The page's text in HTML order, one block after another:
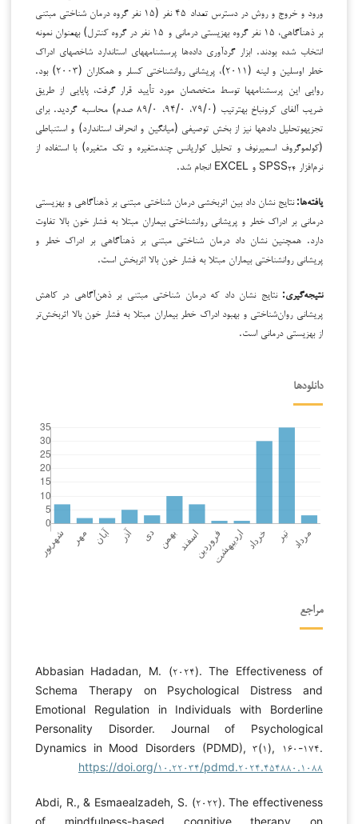
ورود و خروج و روش در دسترس تعداد ۴۵ نفر (۱۵ نفر گروه درمان شناختی مبتنی
بر ذهن­آگاهی، ۱۵ نفر گروه بهزیستی درمانی و ۱۵ نفر در گروه کنترل) به­عنوان نمونه
انتخاب شده بودند. ابزار گردآوری داده‌ها پرسشنامه­های استاندارد شاخص­های ادراک
خطر اوسلین و لینه (۲۰۱۱)، پریشانی روان­شناختی کسلر و همکاران (۲۰۰۳) بود.
روایی این پرسشنامه­ها توسط متخصصان مورد تأیید قرار گرفت، پایایی از طریق
ضریب آلفای کرونباخ به­ترتیب (۷۹/۰، ۹۴/۰، ۸۹/۰ صدم) محاسبه گردید. برای
تجزیه­وتحلیل داده­ها نیز از بخش توصیفی (میانگین و انحراف استاندارد) و استنباطی
(کولموگروف اسمیرنوف و تحلیل کواریانس چندمتغیره و تک متغیره) با استفاده از
نرم‌افزار SPSS ۲۴ و EXCEL انجام شد.
یافته‌ها:نتایج نشان داد بین ‌اثربخشی درمان شناختی مبتنی بر ذهن­آگاهی و بهزیستی
درمانی بر ادراک خطر و پریشانی روان­شناختی بیماران مبتلا به فشار خون بالا تفاوت
دارد. همچنین نشان داد درمان شناختی مبتنی بر ذهن­آگاهی بر ادراک خطر و
پریشانی روان­شناختی بیماران مبتلا به فشار خون بالا اثربخش است.
نتیجه‌گیری: نتایج نشان داد که درمان شناختی مبتنی بر ذهن‌آگاهی در کاهش
پریشانی روان‌شناختی و بهبود ادراک خطر بیماران مبتلا به فشار خون بالا اثربخش‌تر
از بهزیستی درمانی است.
دانلودها
مراجع
Abbasian Hadadan, M. (۲۰۲۴). The Effectiveness of
Schema Therapy on Psychological Distress and
Emotional Regulation in Individuals with Borderline
Personality Disorder. Journal of Psychological
Dynamics in Mood Disorders (PDMD), ۳(۱), ۱۶۰-۱۷۴.
https://doi.org/۱۰.۲۲۰۳۴/pdmd.۲۰۲۴.۴۵۴۸۸۰.۱۰۸۸
Abdi, R., & Esmaealzadeh, S. (۲۰۲۲). The effectiveness
of mindfulness-based cognitive therapy on